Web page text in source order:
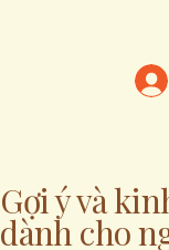
Gợi ý và
dành cho